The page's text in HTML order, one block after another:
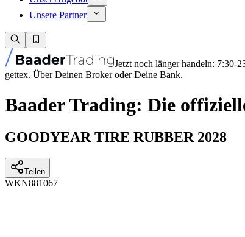
Unsere Partner
Jetzt noch länger handeln: 7:30-
gettex. Über Deinen Broker oder Deine Bank.
Baader Trading: Die
GOODYEAR TIRE RUBBER 2028
Teilen
WKN881067